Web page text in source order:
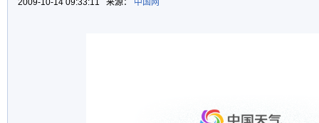
2009-10-14 09:33:11 来源： 中国网